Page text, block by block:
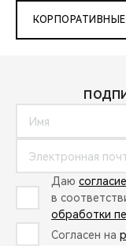
Даю
в
обработки
Согласен на